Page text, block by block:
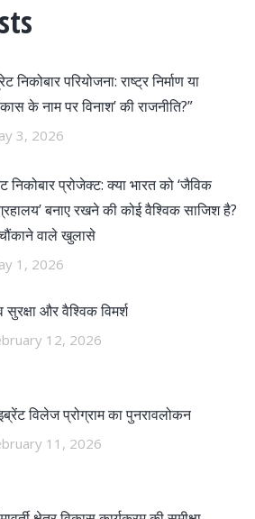
निकोबार परियोजना: राष्ट्र निर्माण या
के नाम पर विनाश’ की राजनीति?”
3, 2026
निकोबार प्रोजेक्ट: क्या भारत को ‘जैविक
बनाए रखने की कोई वैश्विक साजिश है?
वाले खुलासे
1, 2026
और वैश्विक विमर्श
12, 2026
विलेज प्रोग्राम का पुनरावलोकन
11, 2026